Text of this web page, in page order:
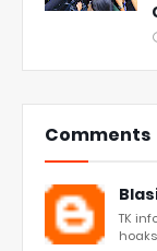
Comments
TK